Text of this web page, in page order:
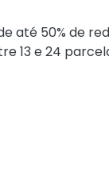
até 50% de
13 e 24